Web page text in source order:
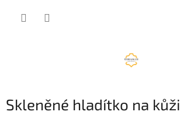
Skleněné hladítko na kůži